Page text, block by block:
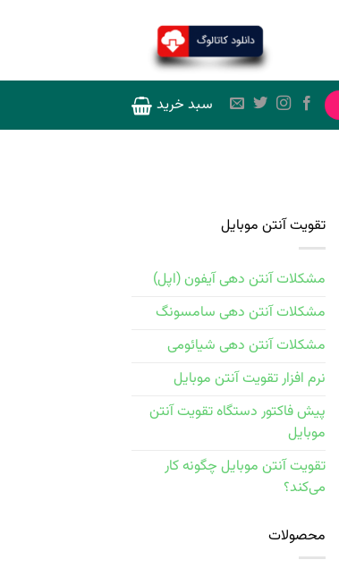
سبد خرید
تقویت آنتن موبایل
مشکلات آنتن دهی آیفون (اپل)
مشکلات آنتن دهی سامسونگ
مشکلات آنتن دهی شیائومی
نرم افزار تقویت آنتن موبایل
پیش فاکتور دستگاه تقویت آنتن
موبایل
تقویت آنتن موبایل چگونه کار
می‌کند؟
محصولات